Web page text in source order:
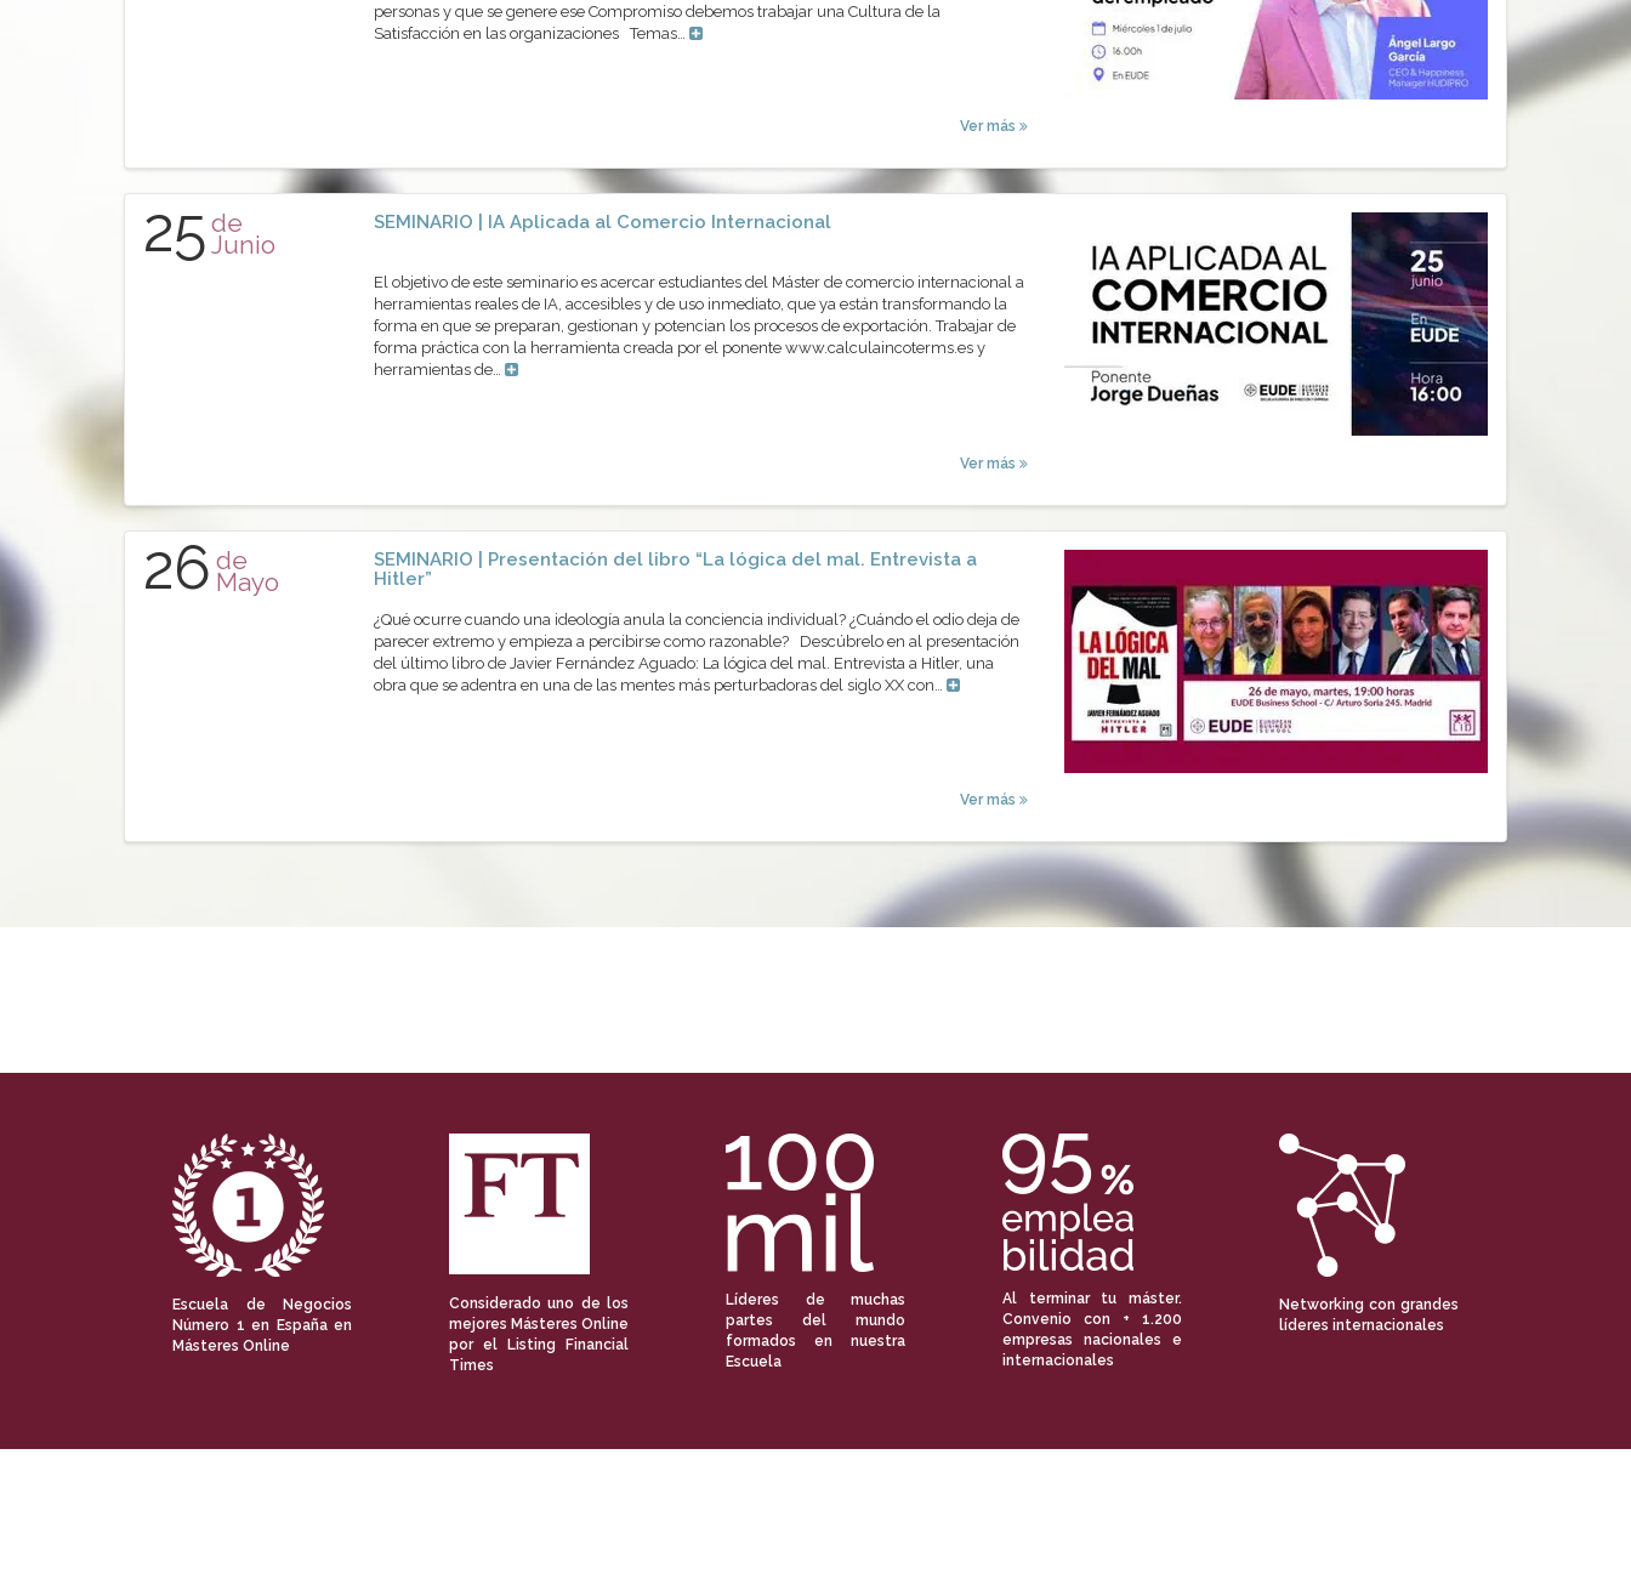
personas y que se genere ese Compromiso debemos trabajar una Cultura de la
Satisfacción en las organizaciones Temas…
Ver más
25 de
Junio
SEMINARIO | IA Aplicada al Comercio Internacional
El objetivo de este seminario es acercar estudiantes del Máster de comercio internacional a
herramientas reales de IA, accesibles y de uso inmediato, que ya están transformando la
forma en que se preparan, gestionan y potencian los procesos de exportación. Trabajar de
forma práctica con la herramienta creada por el ponente www.calculaincoterms.es y
herramientas de…
Ver más
26 de
Mayo
SEMINARIO | Presentación del libro “La lógica del mal. Entrevista a
Hitler”
¿Qué ocurre cuando una ideología anula la conciencia individual? ¿Cuándo el odio deja de
parecer extremo y empieza a percibirse como razonable? Descúbrelo en al presentación
del último libro de Javier Fernández Aguado: La lógica del mal. Entrevista a Hitler, una
obra que se adentra en una de las mentes más perturbadoras del siglo XX con…
Ver más
Escuela de Negocios
Número 1 en España en
Másteres Online
Considerado uno de los
mejores Másteres Online
por el Listing Financial
Times
Líderes de muchas
partes del mundo
formados en nuestra
Escuela
Al terminar tu máster.
Convenio con + 1.200
empresas nacionales e
internacionales
Networking con grandes
líderes internacionales